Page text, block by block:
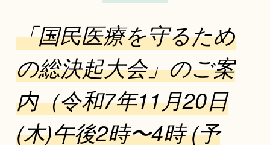
「国民医療を守るため
の総決起大会」のご案
内（令和7年11月20日
(木)午後2時〜4時 (予